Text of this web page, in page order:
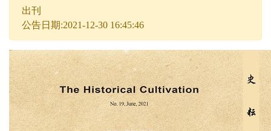
出刊
公告日期:2021-12-30 16:45:46